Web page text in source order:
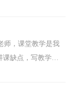
移与旋...
师，课堂教学是我
缺点，写教学反
《题西...